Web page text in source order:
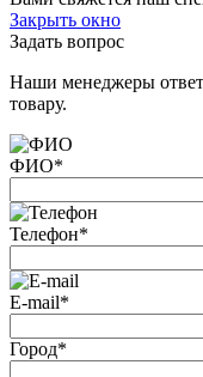
Закрыть окно
Задать вопрос
Наши менеджеры
товару.
ФИО*
Телефон*
E-mail*
Город*